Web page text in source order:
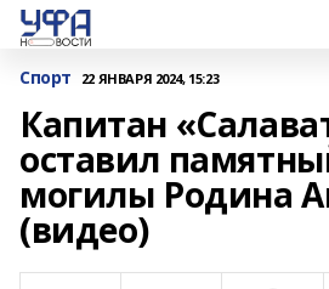
Спорт 22 ЯНВАРЯ 2024, 15:23
Капитан
оставил
могилы Родина
(видео)